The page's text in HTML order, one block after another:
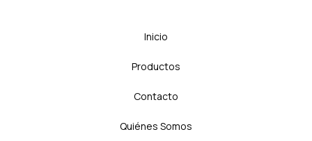
Inicio
Productos
Contacto
Quiénes Somos